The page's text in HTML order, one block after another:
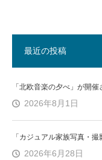
最近の投稿
「北欧音楽の夕べ」が開催
2026年8月1日
「カジュアル家族写真・
2026年6月28日